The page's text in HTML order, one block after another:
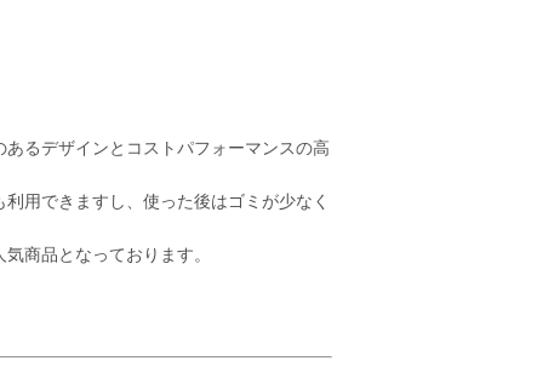
るデザインとコストパフォーマンスの高
用できますし、使った後はゴミが少なく
商品となっております。